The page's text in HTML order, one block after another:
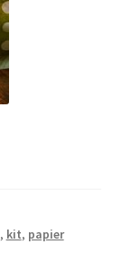
, kit, papier